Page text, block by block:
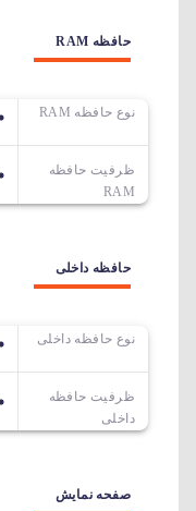
حافظه RAM
نوع حافظه RAM
ظرفیت حافظه
RAM
حافظه داخلی
نوع حافظه داخلی
ظرفیت حافظه
داخلی
صفحه نمایش